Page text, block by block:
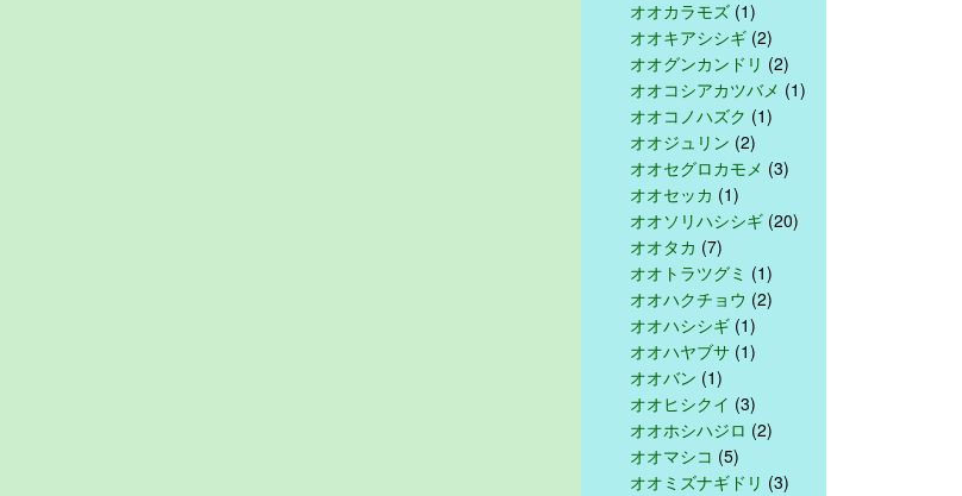
オオカラモズ (1)
オオキアシシギ (2)
オオグンカンドリ (2)
オオコシアカツバメ (1)
オオコノハズク (1)
オオジュリン (2)
オオセグロカモメ (3)
オオセッカ (1)
オオソリハシシギ (20)
オオタカ (7)
オオトラツグミ (1)
オオハクチョウ (2)
オオハシシギ (1)
オオハヤブサ (1)
オオバン (1)
オオヒシクイ (3)
オオホシハジロ (2)
オオマシコ (5)
オオミズナギドリ (3)